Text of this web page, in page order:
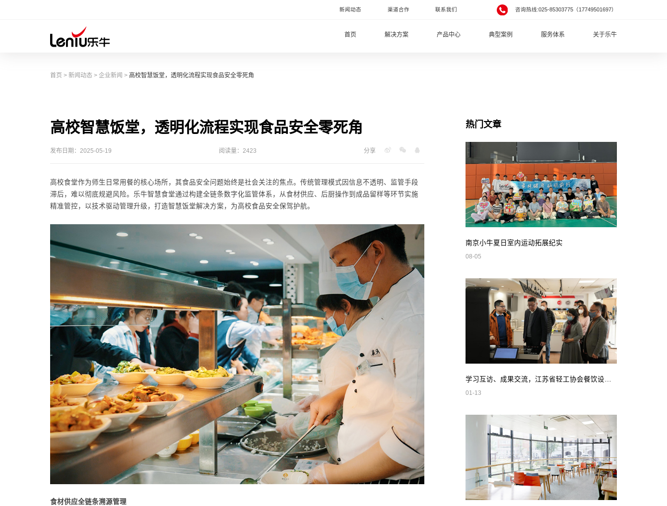
新闻动态 渠道合作 联系我们 咨询热线:025-85303775（17749501697）
首页 解决方案 产品中心 典型案例 服务体系 关于乐牛
首页 > 新闻动态> 企业新闻 > 高校智慧饭堂，透明化流程实现食品安全零死角
高校智慧饭堂，透明化流程实现食品安全零死角
发布日期：2025-05-19 阅读量：2423 分享
高校食堂作为师生日常用餐的核心场所，其食品安全问题始终是社会关注的焦点。传统管理模式因信息不透明、监管手段
滞后，难以彻底规避风险。乐牛智慧食堂通过构建全链条数字化监管体系，从食材供应、后厨操作到成品留样等环节实施
精准管控，以技术驱动管理升级，打造智慧饭堂解决方案，为高校食品安全保驾护航。
食材供应全链条溯源管理
热门文章
南京小牛夏日室内运动拓展纪实
08-05
01-13